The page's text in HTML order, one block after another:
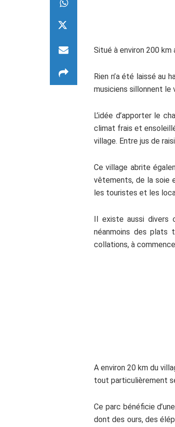
Situé à environ 200 km
Rien n’a été laissé au
musiciens sillonnent le
L’idée d’apporter le
climat frais et
village. Entre jus de
Ce village abrite
vêtements, de la soie
les touristes et les
Il existe aussi divers
néanmoins des plats
collations, à
A environ 20 km du
tout particulièrement
Ce parc bénéficie
dont des ours, des